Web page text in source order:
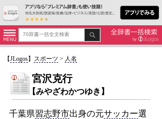
【JLogos】 スポーツ > 人名
宮沢克行
【みやざわかつゆき】
千葉県習志野市出身の元サッカー選